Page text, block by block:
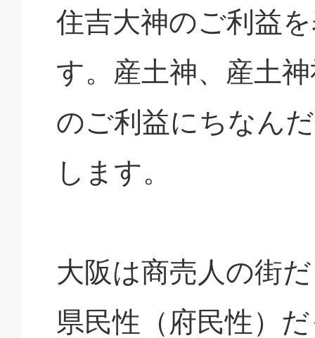
住吉大神のご利益
す。産土神、産土
のご利益にちなん
します。
大阪は商売人の街
県民性（府民性）